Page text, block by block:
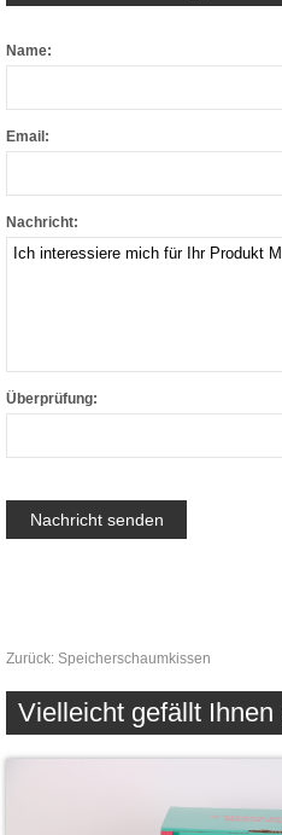
Name:
Email:
Nachricht:
Überprüfung:
Zurück: Speicherschaumkissen
Vielleicht gefällt Ihnen